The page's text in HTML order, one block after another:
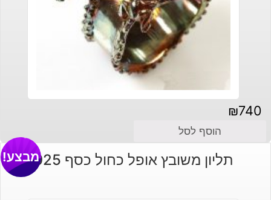
₪740
הוסף לסל
תליון משובץ אופל כחול כסף 925 מבצע!